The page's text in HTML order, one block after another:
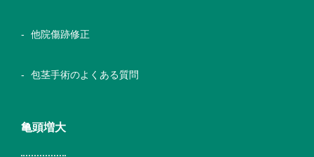
他院傷跡修正
包茎手術のよくある質問
亀頭増大